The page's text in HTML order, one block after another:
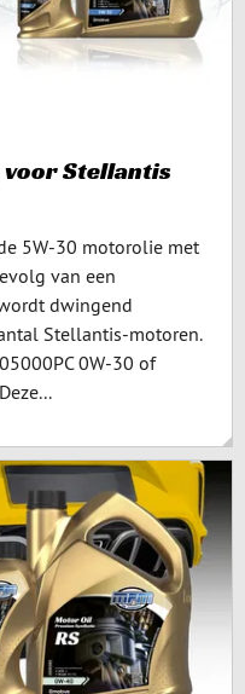
Stellantis
5W-30 motorolie met
van een
dwingend
Stellantis-motoren.
0W-30 of